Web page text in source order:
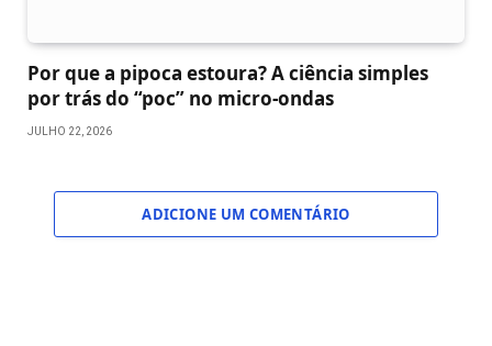
Por que a pipoca estoura? A ciência simples
por trás do “poc” no micro-ondas
JULHO 22, 2026
ADICIONE UM COMENTÁRIO